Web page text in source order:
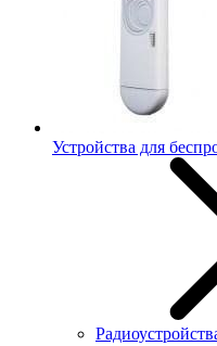
Устройства для